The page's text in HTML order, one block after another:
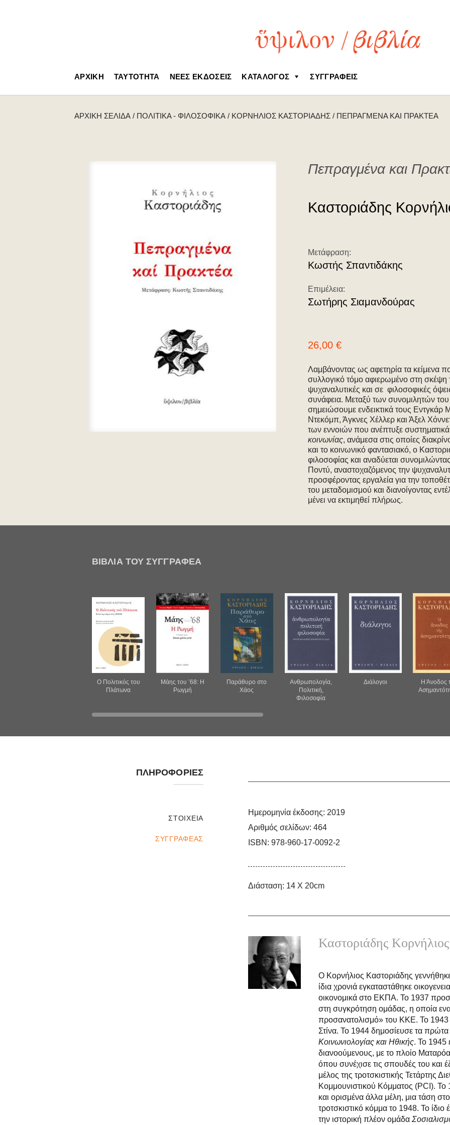
ΑΡΧΙΚΉ ΤΑΥΤΌΤΗΤΑ ΝΈΕΣ ΕΚΔΌΣΕΙΣ ΚΑΤΆΛΟΓΟΣ ΣΥΓΓΡΑΦΕΊΣ
ΑΡΧΙΚΉ ΣΕΛΊΔΑ / ΠΟΛΙΤΙΚΆ - ΦΙΛΟΣΟΦΙΚΆ / ΚΟΡΝΉΛΙΟΣ ΚΑΣΤΟΡΙΆΔΗΣ / ΠΕΠΡΑΓΜΈΝΑ ΚΑΙ ΠΡΑΚΤΈΑ
Πεπραγμένα και
Καστοριάδης
Μετάφραση:
Κωστής Σπαντιδάκης
Επιμέλεια:
Σωτήρης Σιαμανδούρας
26,00 €
Λαμβάνοντας ως αφετηρία τα κείμενα
συλλογικό τόμο αφιερωμένο στη σκέψη
ψυχαναλυτικές και σε φιλοσοφικές
συνάφεια. Μεταξύ των συνομιλητών
σημειώσουμε ενδεικτικά τους
Ντεκόμπ, Άγκνες Χέλλερ και Άξελ
των εννοιών που ανέπτυξε
κοινωνίας, ανάμεσα στις οποίες
και το κοινωνικό φαντασιακό, ο
φιλοσοφίας και αναδύεται
Ποντύ, αναστοχαζόμενος την
προσφέροντας εργαλεία για την
του μεταδομισμού και διανοίγοντας
μένει να εκτιμηθεί πλήρως.
ΒΙΒΛΊΑ ΤΟΥ ΣΥΓΓΡΑΦΈΑ
Ο Πολιτικός του
Πλάτωνα
Μάης του ’68: Η
Ρωγμή
Παράθυρο στο
Χάος
Ανθρωπολογία,
Πολιτική,
Φιλοσοφία
Διάλογοι
Η Άνοδος
ΠΛΗΡΟΦΟΡΊΕΣ
ΣΤΟΙΧΕΊΑ
ΣΥΓΓΡΑΦΈΑΣ
Ημερομηνία έκδοσης: 2019
Αριθμός σελίδων: 464
ISBN: 978-960-17-0092-2
Διάσταση: 14 Χ 20cm
Καστοριάδης Κορνήλιος
Ο Κορνήλιος Καστοριάδης
ίδια χρονιά εγκαταστάθηκε
οικονομικά στο ΕΚΠΑ. Το 1937
στη συγκρότηση ομάδας, η οποία
προσανατολισμό» του ΚΚΕ. Το 1943
Στίνα. Το 1944 δημοσίευσε τα πρώτα
Κοινωνιολογίας και Ηθικής. Το 1945
διανοούμενους, με το πλοίο
όπου συνέχισε τις σπουδές του και
μέλος της τροτσκιστικής Τετάρτης
Κομμουνιστικού Κόμματος (PCI).
και ορισμένα άλλα μέλη, μια τάση
τροτσκιστικό κόμμα το 1948. Το
την ιστορική πλέον ομάδα